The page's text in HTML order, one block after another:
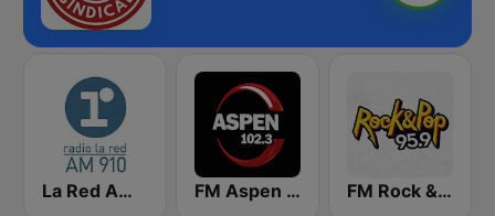
La Red AM 910 FM Aspen 102.3 FM Rock & Pop